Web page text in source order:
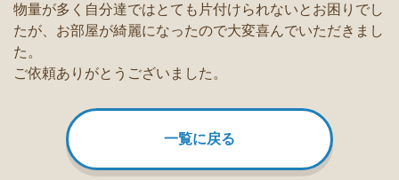
物量が多く自分達ではとても片付けられないとお困りでし
たが、お部屋が綺麗になったので大変喜んでいただきまし
た。
ご依頼ありがとうございました。
一覧に戻る